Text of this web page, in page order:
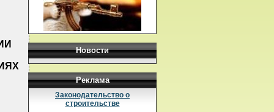
Новости
Реклама
Законодательство о
строительстве